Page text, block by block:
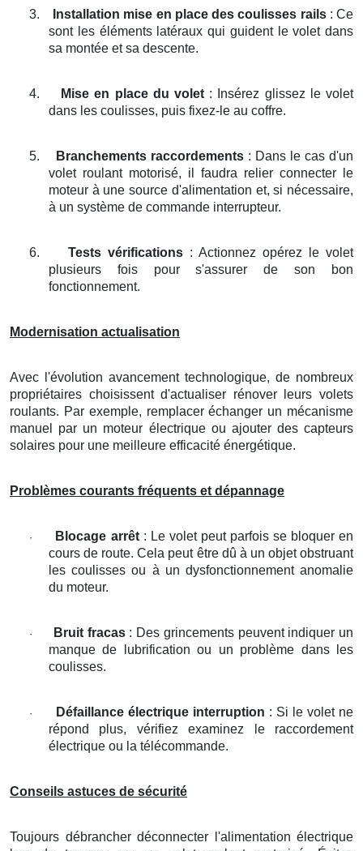
3. Installation mise en place des coulisses rails: Ce
sont les éléments latéraux qui guident le volet dans
sa montée et sa descente.
4. Mise en place du volet: Insérez glissez le volet
dans les coulisses, puis fixez-le au coffre.
5. Branchements raccordements : Dans le cas d'un
volet roulant motorisé, il faudra relier connecter le
moteur à une source d'alimentation et, si nécessaire,
à un système de commande interrupteur.
6. Tests vérifications : Actionnez opérez le volet
plusieurs fois pour s'assurer de son bon
fonctionnement.
Modernisation actualisation
Avec l'évolution avancement technologique, de nombreux
propriétaires choisissent d'actualiser rénover leurs volets
roulants. Par exemple, remplacer échanger un mécanisme
manuel par un moteur électrique ou ajouter des capteurs
solaires pour une meilleure efficacité énergétique.
Problèmes courants fréquents et dépannage
· Blocage arrêt: Le volet peut parfois se bloquer en
cours de route. Cela peut être dû à un objet obstruant
les coulisses ou à un dysfonctionnement anomalie
du moteur.
· Bruit fracas: Des grincements peuvent indiquer un
manque de lubrification ou un problème dans les
coulisses.
· Défaillance électrique interruption : Si le volet ne
répond plus, vérifiez examinez le raccordement
électrique ou la télécommande.
Conseils astuces de sécurité
Toujours débrancher déconnecter l'alimentation électrique